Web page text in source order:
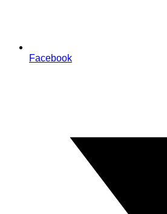
Facebook